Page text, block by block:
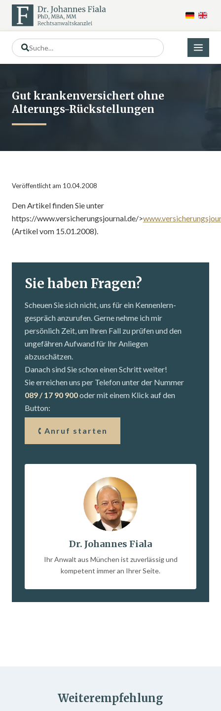
Gut krankenversichert ohne
Alterungs-Rückstellungen
Veröffentlicht am 10.04.2008
Den Artikel finden Sie unter
https://www.versicherungsjournal.de/>
(Artikel vom 15.01.2008).
Sie haben Fragen?
Scheuen Sie sich nicht, uns für ein Kennenlern­
gespräch anzurufen. Gerne nehme ich mir
persönlich Zeit, um Ihren Fall zu prüfen und den
ungefähren Aufwand für Ihr Anliegen
abzuschätzen.
Danach sind Sie schon einen Schritt weiter!
Sie erreichen uns per Telefon unter der Nummer
089 / 17 90 900oder mit einem Klick auf den
Button:
Anruf starten
Dr. Johannes Fiala
Ihr Anwalt aus München ist zuverlässig und
kompetent immer an Ihrer Seite.
Weiterempfehlung